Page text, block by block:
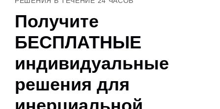
Получите
БЕСПЛАТНЫЕ
индивидуальные
решения для